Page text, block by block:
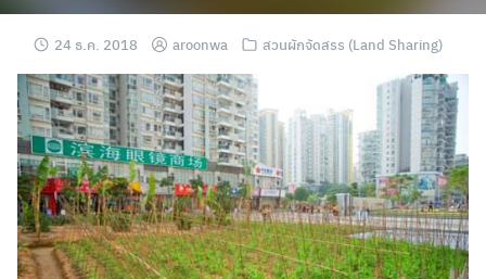
24 ธ.ค. 2018 aroonwa สวนผักจัดสรร (Land Sharing)